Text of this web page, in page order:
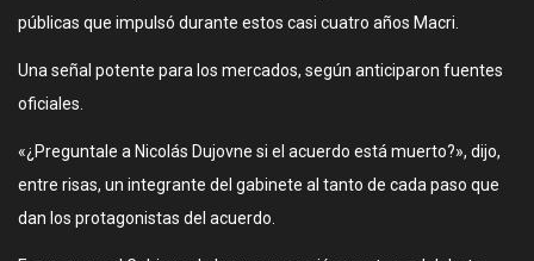
públicas que impulsó durante estos casi cuatro años Macri.
Una señal potente para los mercados, según anticiparon fuentes
oficiales.
«¿Preguntale a Nicolás Dujovne si el acuerdo está muerto?», dijo,
entre risas, un integrante del gabinete al tanto de cada paso que
dan los protagonistas del acuerdo.